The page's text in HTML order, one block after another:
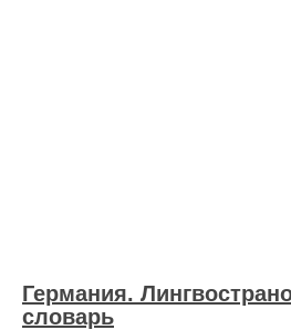
Германия.
словарь